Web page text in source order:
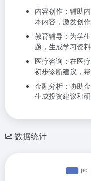
内容创作：辅助
本内容，激发创作
教育辅导：为学
题，生成学习资料
医疗咨询：在医
初步诊断建议，
金融分析：协助
生成投资建议和
数据统计